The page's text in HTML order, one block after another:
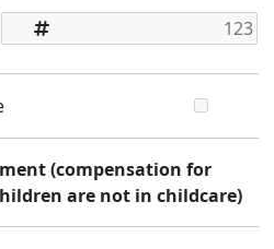
(compensation for
are not in childcare)